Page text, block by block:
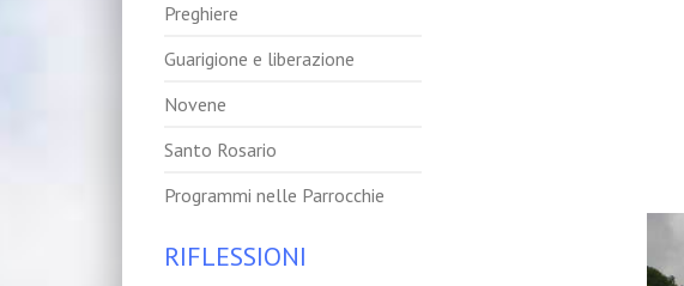
Preghiere
Guarigione e liberazione
Novene
Santo Rosario
Programmi nelle Parrocchie
RIFLESSIONI